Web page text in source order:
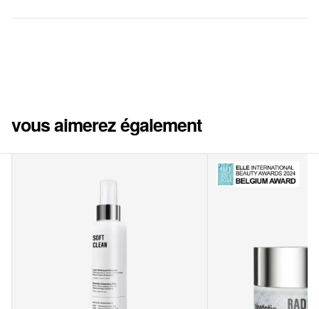
vous aimerez également